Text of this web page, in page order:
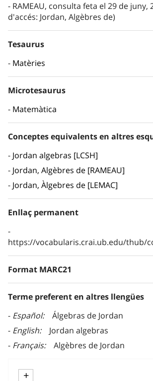
RAMEAU, consulta feta el 29 de juny,
d'accés: Jordan, Algèbres de)
Tesaurus
Matèries
Microtesaurus
Matemàtica
Conceptes equivalents en altres
Jordan algebras [LCSH]
Jordan, Algèbres de [RAMEAU]
Jordan, Àlgebres de [LEMAC]
Enllaç permanent
https://vocabularis.crai.ub.edu/thub/
Format MARC21
Terme preferent en altres llengües
Español
Álgebras de Jordan
English
Jordan algebras
Français
Algèbres de Jordan
+